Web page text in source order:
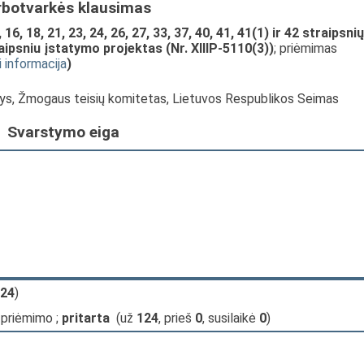
klausimas
18, 21, 23, 24, 26, 27, 33, 37, 40, 41, 41(1) ir 42 straipsnių
įstatymo projektas (Nr. XIIIP-5110(3)); priėmimas
informacija)
Žmogaus teisių komitetas, Lietuvos Respublikos Seimas
Svarstymo eiga
)
; pritarta (už 124, prieš 0, susilaikė 0)